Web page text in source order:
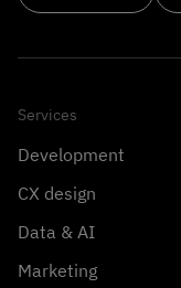
Services
Development
CX design
Data & AI
Marketing